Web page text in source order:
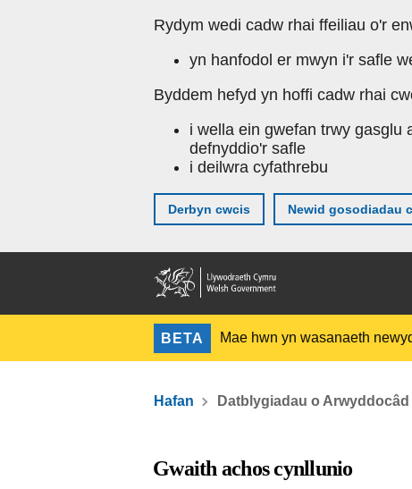
Rydym wedi cadw rhai ffeiliau o'r
yn hanfodol er mwyn i'r safle
Byddem hefyd yn hoffi cadw rhai
i wella ein gwefan trwy gasglu
defnyddio'r safle
i deilwra cyfathrebu
Derbyn cwcis Newid gosodiadau
BETA Mae hwn yn wasanaeth
Hafan Datblygiadau o Arwyddocâd